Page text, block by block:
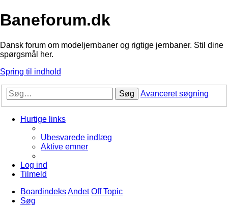
Baneforum.dk
Dansk forum om modeljernbaner og rigtige jernbaner. Stil dine
spørgsmål her.
Spring til indhold
Søg Avanceret søgning
Hurtige links
Ubesvarede indlæg
Aktive emner
Log ind
Tilmeld
BoardindeksAndet Off Topic
Søg